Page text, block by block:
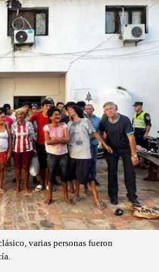
varias personas fueron